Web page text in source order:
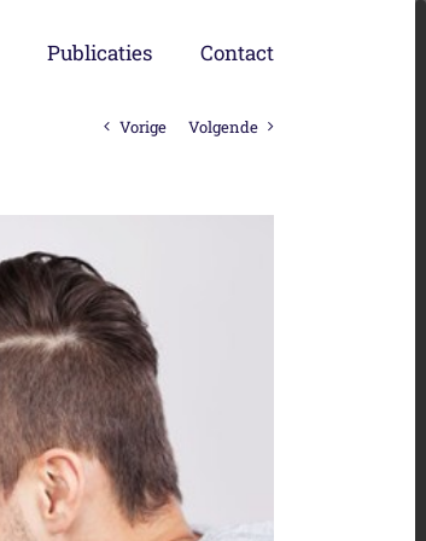
Publicaties Contact
Vorige Volgende